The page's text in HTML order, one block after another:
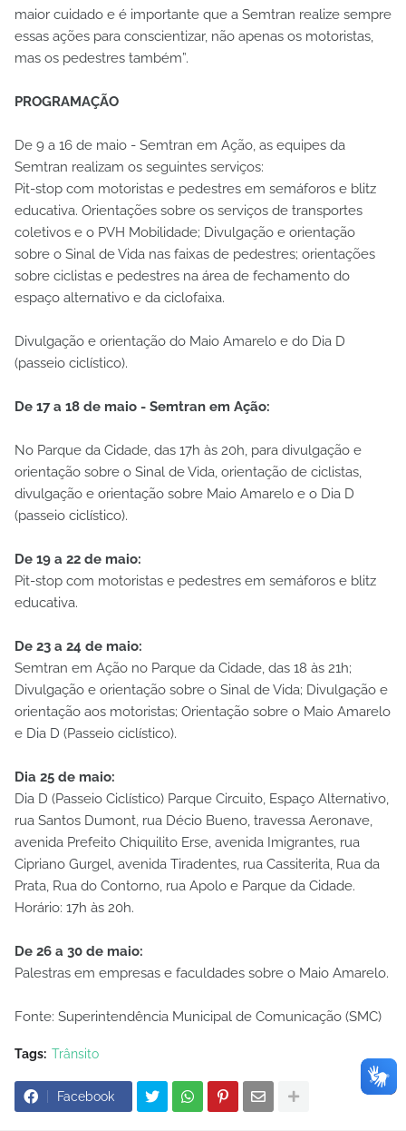
maior cuidado e é importante que a Semtran realize sempre
essas ações para conscientizar, não apenas os motoristas,
mas os pedestres também”.
PROGRAMAÇÃO
De 9 a 16 de maio - Semtran em Ação, as equipes da
Semtran realizam os seguintes serviços:
Pit-stop com motoristas e pedestres em semáforos e blitz
educativa. Orientações sobre os serviços de transportes
coletivos e o PVH Mobilidade; Divulgação e orientação
sobre o Sinal de Vida nas faixas de pedestres; orientações
sobre ciclistas e pedestres na área de fechamento do
espaço alternativo e da ciclofaixa.
Divulgação e orientação do Maio Amarelo e do Dia D
(passeio ciclístico).
De 17 a 18 de maio - Semtran em Ação:
No Parque da Cidade, das 17h às 20h, para divulgação e
orientação sobre o Sinal de Vida, orientação de ciclistas,
divulgação e orientação sobre Maio Amarelo e o Dia D
(passeio ciclístico).
De 19 a 22 de maio:
Pit-stop com motoristas e pedestres em semáforos e blitz
educativa.
De 23 a 24 de maio:
Semtran em Ação no Parque da Cidade, das 18 às 21h;
Divulgação e orientação sobre o Sinal de Vida; Divulgação e
orientação aos motoristas; Orientação sobre o Maio Amarelo
e Dia D (Passeio ciclístico).
Dia 25 de maio:
Dia D (Passeio Ciclístico) Parque Circuito, Espaço Alternativo,
rua Santos Dumont, rua Décio Bueno, travessa Aeronave,
avenida Prefeito Chiquilito Erse, avenida Imigrantes, rua
Cipriano Gurgel, avenida Tiradentes, rua Cassiterita, Rua da
Prata, Rua do Contorno, rua Apolo e Parque da Cidade.
Horário: 17h às 20h.
De 26 a 30 de maio:
Palestras em empresas e faculdades sobre o Maio Amarelo.
Fonte: Superintendência Municipal de Comunicação (SMC)
Tags: Trânsito
Facebook